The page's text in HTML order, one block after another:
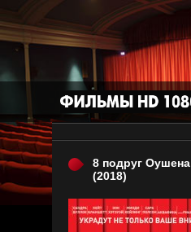
8 подруг Оушена
(2018)